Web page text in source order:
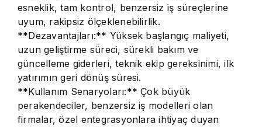
esneklik, tam kontrol, benzersiz iş süreçlerine
uyum, rakipsiz ölçeklenebilirlik.
**Dezavantajları:** Yüksek başlangıç maliyeti,
uzun geliştirme süreci, sürekli bakım ve
güncelleme giderleri, teknik ekip gereksinimi, ilk
yatırımın geri dönüş süresi.
**Kullanım Senaryoları:** Çok büyük
perakendeciler, benzersiz iş modelleri olan
firmalar, özel entegrasyonlara ihtiyaç duyan